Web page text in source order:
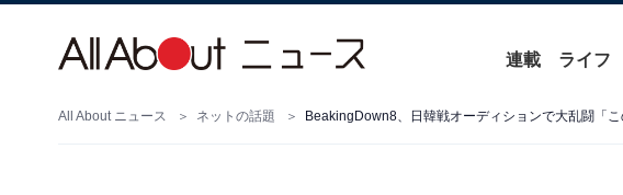
連載 ライフ
All About ニュース ネットの話題 BeakingDown8、日韓戦オーディションで大乱闘「